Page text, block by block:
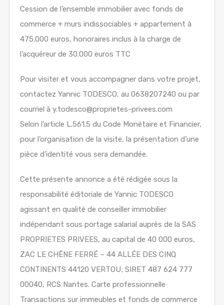
Cession de l’ensemble immobilier avec fonds de
commerce + murs indissociables + appartement à
475.000 euros, honoraires inclus à la charge de
l’acquéreur de 30.000 euros TTC
Pour visiter et vous accompagner dans votre projet,
contactez Yannic TODESCO, au 0638207240 ou par
courriel à y.todesco@proprietes-privees.com
Selon l’article L.561.5 du Code Monétaire et Financier,
pour l’organisation de la visite, la présentation d’une
pièce d’identité vous sera demandée.
Cette présente annonce a été rédigée sous la
responsabilité éditoriale de Yannic TODESCO
agissant en qualité de conseiller immobilier
indépendant sous portage salarial auprès de la SAS
PROPRIETES PRIVEES, au capital de 40 000 euros,
ZAC LE CHÊNE FERRÉ – 44 ALLÉE DES CINQ
CONTINENTS 44120 VERTOU; SIRET 487 624 777
00040, RCS Nantes. Carte professionnelle
Transactions sur immeubles et fonds de commerce